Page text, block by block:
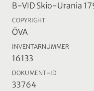
B-VID Skio-Urania
COPYRIGHT
ÖVA
INVENTARNUMMER
16133
DOKUMENT-ID
33764